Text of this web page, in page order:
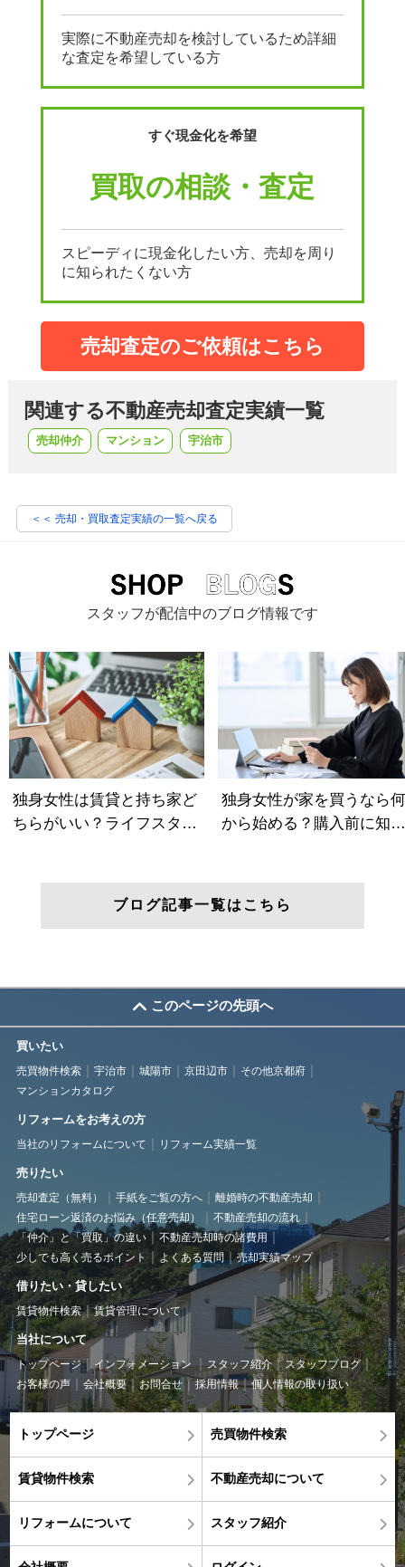
実際に不動産売却を検討しているため詳細
な査定を希望している方
すぐ現金化を希望
買取の相談・査定
スピーディに現金化したい方、売却を周り
に知られたくない方
売却査定のご依頼はこちら
関連する不動産売却査定実績一覧
売却仲介 マンション 宇治市
＜＜ 売却・買取査定実績の一覧へ戻る
スタッフが配信中のブログ情報です
ブログ記事一覧はこちら
このページの先頭へ
買いたい
売買物件検索 宇治市 城陽市 京田辺市
その他京都府
マンションカタログ
リフォームをお考えの方
当社のリフォームについて リフォーム実績一覧
売りたい
売却査定（無料） 手紙をご覧の方へ
離婚時の不動産売却
住宅ローン返済のお悩み（任意売却）
不動産売却の流れ
「仲介」と「買取」の違い
不動産売却時の諸費用
少しでも高く売るポイント
よくある質問 売却実績マップ
借りたい・貸したい
賃貸物件検索 賃貸管理について
当社について
トップページ インフォメーション スタッフ紹介
スタッフブログ
お客様の声
会社概要 お問合せ 採用情報 個人情報の取り扱い
トップページ 売買物件検索
賃貸物件検索 不動産売却について
リフォームについて スタッフ紹介